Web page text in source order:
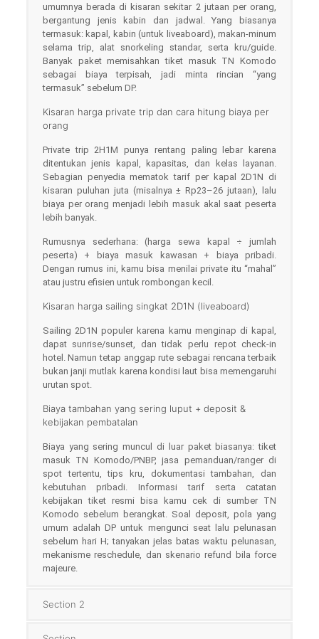
umumnya berada di kisaran sekitar 2 jutaan per orang,
bergantung jenis kabin dan jadwal. Yang biasanya
termasuk: kapal, kabin (untuk liveaboard), makan-minum
selama trip, alat snorkeling standar, serta kru/guide.
Banyak paket memisahkan tiket masuk TN Komodo
sebagai biaya terpisah, jadi minta rincian “yang
termasuk” sebelum DP.
Kisaran harga private trip dan cara hitung biaya per
orang
Private trip 2H1M punya rentang paling lebar karena
ditentukan jenis kapal, kapasitas, dan kelas layanan.
Sebagian penyedia mematok tarif per kapal 2D1N di
kisaran puluhan juta (misalnya ± Rp23–26 jutaan), lalu
biaya per orang menjadi lebih masuk akal saat peserta
lebih banyak.
Rumusnya sederhana: (harga sewa kapal ÷ jumlah
peserta) + biaya masuk kawasan + biaya pribadi.
Dengan rumus ini, kamu bisa menilai private itu “mahal”
atau justru efisien untuk rombongan kecil.
Kisaran harga sailing singkat 2D1N (liveaboard)
Sailing 2D1N populer karena kamu menginap di kapal,
dapat sunrise/sunset, dan tidak perlu repot check-in
hotel. Namun tetap anggap rute sebagai rencana terbaik
bukan janji mutlak karena kondisi laut bisa memengaruhi
urutan spot.
Biaya tambahan yang sering luput + deposit &
kebijakan pembatalan
Biaya yang sering muncul di luar paket biasanya: tiket
masuk TN Komodo/PNBP, jasa pemanduan/ranger di
spot tertentu, tips kru, dokumentasi tambahan, dan
kebutuhan pribadi. Informasi tarif serta catatan
kebijakan tiket resmi bisa kamu cek di sumber TN
Komodo sebelum berangkat. Soal deposit, pola yang
umum adalah DP untuk mengunci seat lalu pelunasan
sebelum hari H; tanyakan jelas batas waktu pelunasan,
mekanisme reschedule, dan skenario refund bila force
majeure.
Section 2